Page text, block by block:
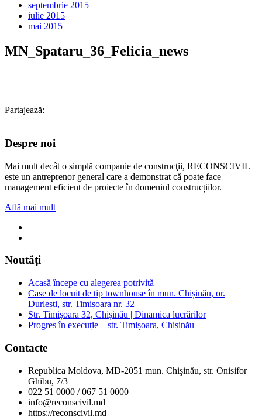
septembrie 2015
iulie 2015
mai 2015
MN_Spataru_36_Felicia_news
Partajează:
Despre noi
Mai mult decât o simplă companie de construcţii, RECONSCIVIL
este un antreprenor general care a demonstrat că poate face
management eficient de proiecte în domeniul construcțiilor.
Află mai mult
Noutăţi
Acasă începe cu alegerea potrivită
Case de locuit de tip townhouse în mun. Chișinău, or.
Durlești, str. Timișoara nr. 32
Str. Timișoara 32, Chișinău | Dinamica lucrărilor
Progres în execuție – str. Timișoara, Chișinău
Contacte
Republica Moldova, MD-2051 mun. Chişinău, str. Onisifor
Ghibu, 7/3
022 51 0000 / 067 51 0000
info@reconscivil.md
https://reconscivil.md